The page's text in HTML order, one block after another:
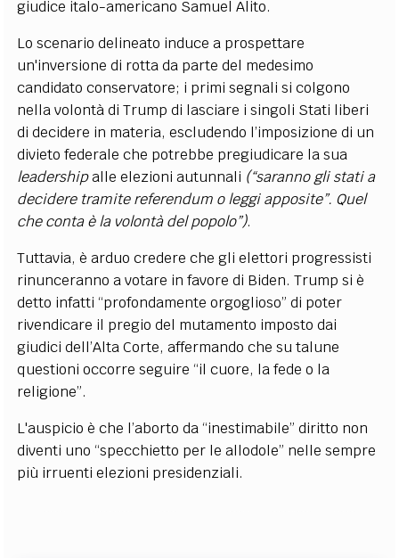
giudice italo-americano Samuel Alito.
Lo scenario delineato induce a prospettare
un'inversione di rotta da parte del medesimo
candidato conservatore; i primi segnali si colgono
nella volontà di Trump di lasciare i singoli Stati liberi
di decidere in materia, escludendo l’imposizione di un
divieto federale che potrebbe pregiudicare la sua
leadershipalle elezioni autunnali (“saranno gli stati a
decidere tramite referendum o leggi apposite”. Quel
che conta è la volontà del popolo”).
Tuttavia, è arduo credere che gli elettori progressisti
rinunceranno a votare in favore di Biden. Trump si è
detto infatti “profondamente orgoglioso” di poter
rivendicare il pregio del mutamento imposto dai
giudici dell’Alta Corte, affermando che su talune
questioni occorre seguire “il cuore, la fede o la
religione”.
L'auspicio è che l’aborto da “inestimabile” diritto non
diventi uno “specchietto per le allodole” nelle sempre
più irruenti elezioni presidenziali.